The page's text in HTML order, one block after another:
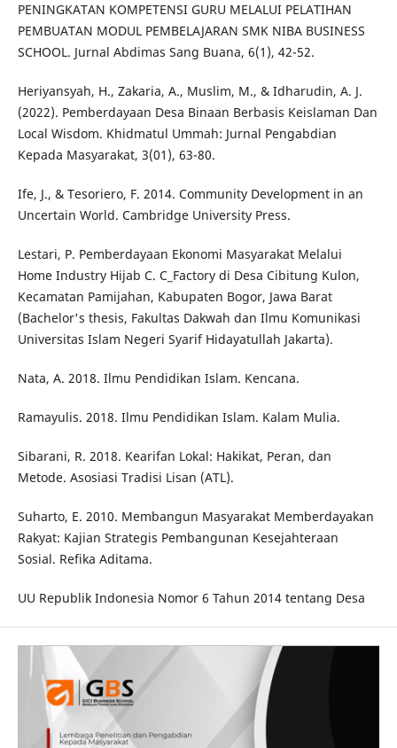
PENINGKATAN KOMPETENSI GURU MELALUI PELATIHAN
PEMBUATAN MODUL PEMBELAJARAN SMK NIBA BUSINESS
SCHOOL. Jurnal Abdimas Sang Buana, 6(1), 42-52.
Heriyansyah, H., Zakaria, A., Muslim, M., & Idharudin, A. J.
(2022). Pemberdayaan Desa Binaan Berbasis Keislaman Dan
Local Wisdom. Khidmatul Ummah: Jurnal Pengabdian
Kepada Masyarakat, 3(01), 63-80.
Ife, J., & Tesoriero, F. 2014. Community Development in an
Uncertain World. Cambridge University Press.
Lestari, P. Pemberdayaan Ekonomi Masyarakat Melalui
Home Industry Hijab C. C_Factory di Desa Cibitung Kulon,
Kecamatan Pamijahan, Kabupaten Bogor, Jawa Barat
(Bachelor's thesis, Fakultas Dakwah dan Ilmu Komunikasi
Universitas Islam Negeri Syarif Hidayatullah Jakarta).
Nata, A. 2018. Ilmu Pendidikan Islam. Kencana.
Ramayulis. 2018. Ilmu Pendidikan Islam. Kalam Mulia.
Sibarani, R. 2018. Kearifan Lokal: Hakikat, Peran, dan
Metode. Asosiasi Tradisi Lisan (ATL).
Suharto, E. 2010. Membangun Masyarakat Memberdayakan
Rakyat: Kajian Strategis Pembangunan Kesejahteraan
Sosial. Refika Aditama.
UU Republik Indonesia Nomor 6 Tahun 2014 tentang Desa